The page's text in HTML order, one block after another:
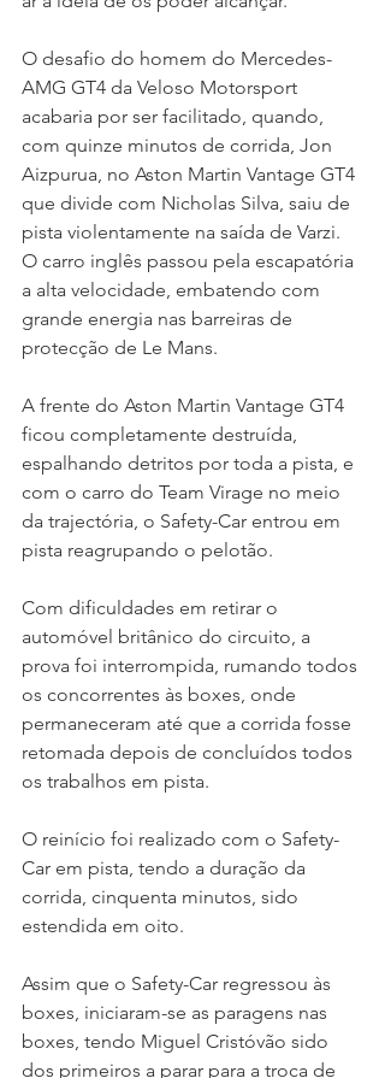
O desafio do homem do Mercedes-
AMG GT4 da Veloso Motorsport
acabaria por ser facilitado, quando,
com quinze minutos de corrida, Jon
Aizpurua, no Aston Martin Vantage GT4
que divide com Nicholas Silva, saiu de
pista violentamente na saída de Varzi.
O carro inglês passou pela escapatória
a alta velocidade, embatendo com
grande energia nas barreiras de
protecção de Le Mans.
A frente do Aston Martin Vantage GT4
ficou completamente destruída,
espalhando detritos por toda a pista, e
com o carro do Team Virage no meio
da trajectória, o Safety-Car entrou em
pista reagrupando o pelotão.
Com dificuldades em retirar o
automóvel britânico do circuito, a
prova foi interrompida, rumando todos
os concorrentes às boxes, onde
permaneceram até que a corrida fosse
retomada depois de concluídos todos
os trabalhos em pista.
O reinício foi realizado com o Safety-
Car em pista, tendo a duração da
corrida, cinquenta minutos, sido
estendida em oito.
Assim que o Safety-Car regressou às
boxes, iniciaram-se as paragens nas
boxes, tendo Miguel Cristóvão sido
dos primeiros a parar para a troca de